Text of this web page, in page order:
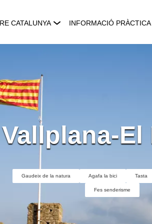
CATALUNYA INFORMACIÓ PRÀCTICA
Vallplana-El
Gaudeix de la natura Agafa la bici Tasta
Fes senderisme